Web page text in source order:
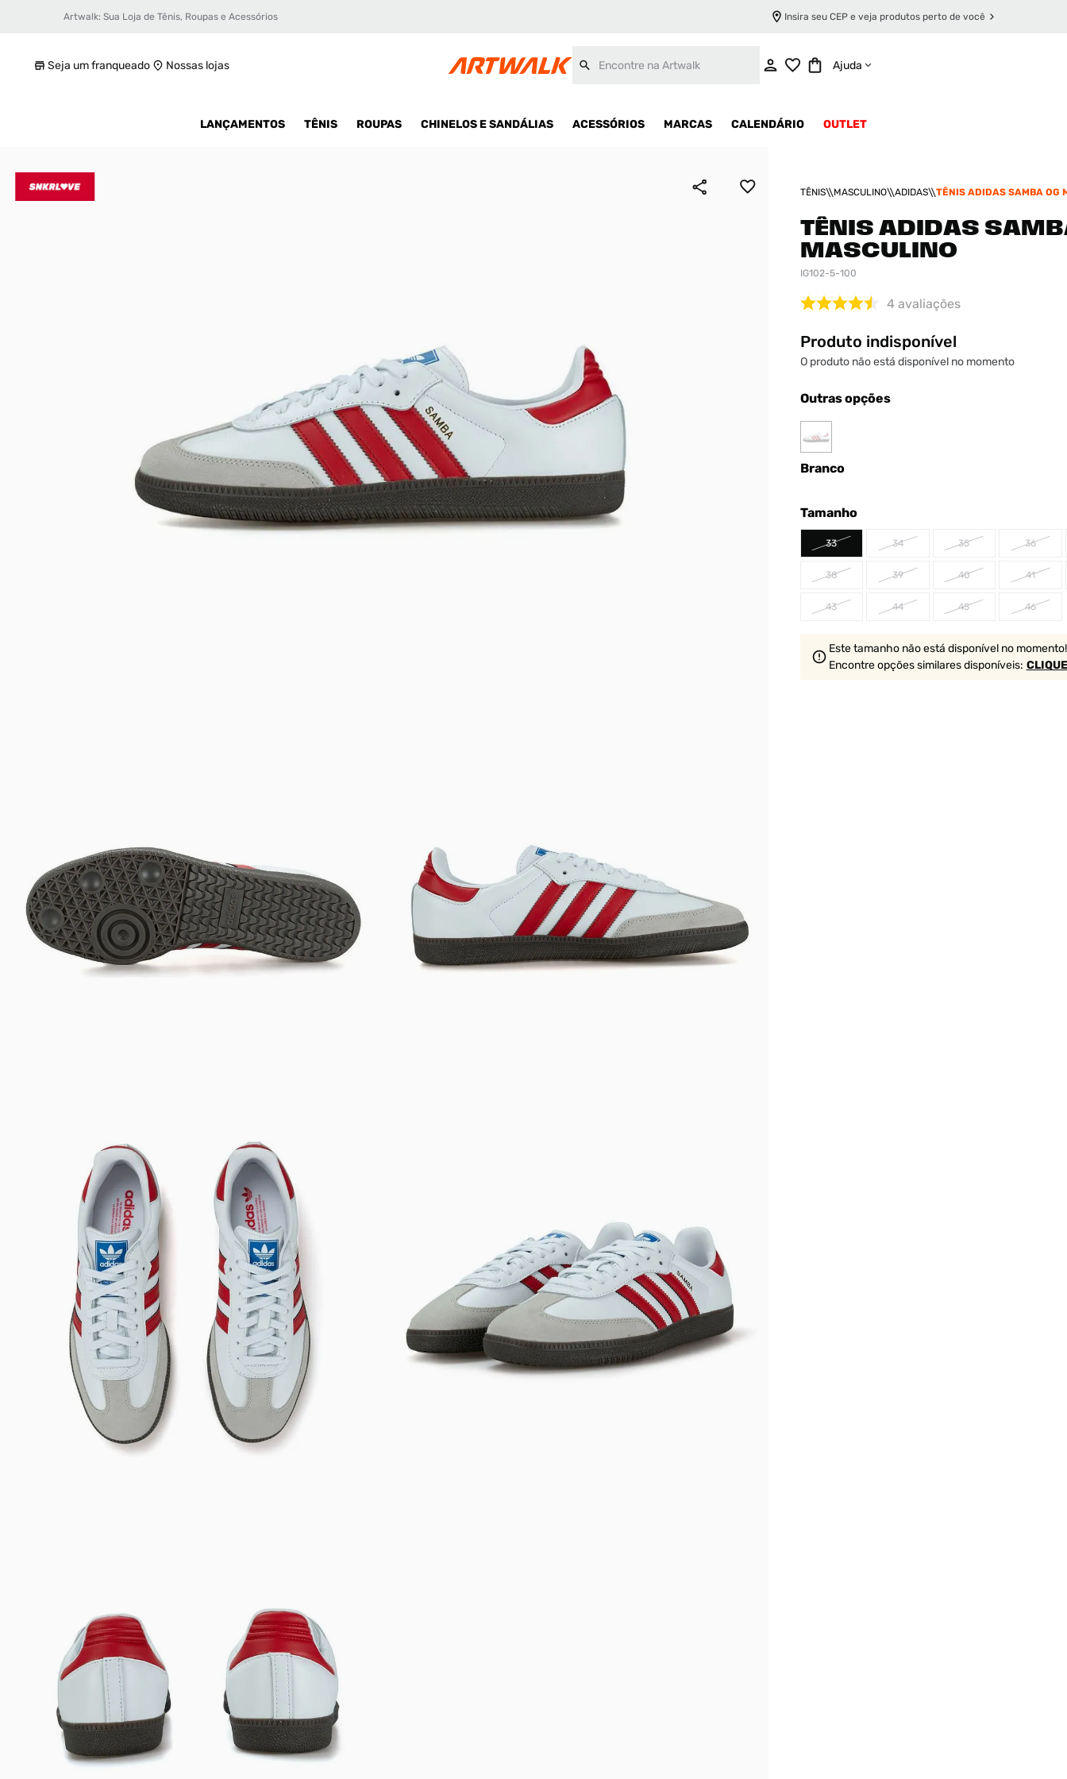
Artwalk: Sua Loja de Tênis, Roupas e Acessórios Insira seu CEP e veja produtos perto de você
Seja um franqueado Nossas lojas Ajuda
LANÇAMENTOS TÊNIS ROUPAS CHINELOS E SANDÁLIAS ACESSÓRIOS MARCAS CALENDÁRIO OUTLET
TÊNIS MASCULINO ADIDAS TÊNIS ADIDAS SAMBA OG
TÊNIS ADIDAS
MASCULINO
IG102-5-100
4 avaliações
Produto indisponível
O produto não está disponível no momento
Outras opções
Branco
Tamanho
33 34 35 36
38 39 40 41
43 44 45 46
Este tamanho não está disponível no momento!
Encontre opções similaresdisponíveis:
Tênis adidas Samba OG Masculino